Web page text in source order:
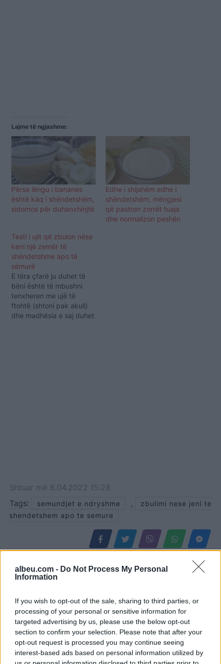
albeu.com - Do Not Process My Personal
Information
If you wish to opt-out of the sale, sharing to third parties, or
processing of your personal or sensitive information for
targeted advertising by us, please use the below opt-out
section to confirm your selection. Please note that after your
opt-out request is processed you may continue seeing
interest-based ads based on personal information utilized by
Lajme të ngjashme:
Përse lëngu i bananes
është kaq i shëndetshëm,
sidomos për duhanxhinjtë
Edhe i shijshëm edhe i
shëndetshëm, mëngjesi
që pastron zorrët tuaja
dhe normalizon peshën
​Testi i ujit që zbulon nëse
keni një zemër të
shëndetshme apo të
sëmurë
E tëra çfarë ju duhet të
bëni është të mbushni
tenxheren me ujë të
ftohtë (shtoni pak akull)
dhe madhësia e saj duhet
Shtuar më 8.04.2022 15:28
Tags:
semundjet e ndryshme ,
zbulimi nese jeni te
shendetshem apo te semure
Jeta jote kaq e pati/ Sherri Zbulimi befasues në